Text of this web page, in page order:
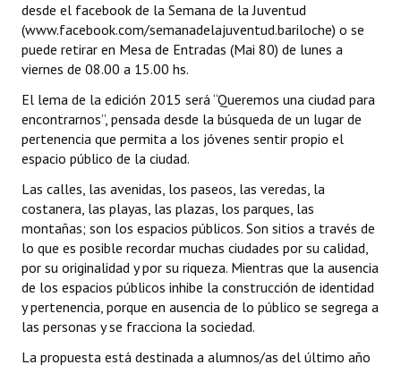
Reglamento Interno
Digesto
DOCUMENTOS
Informes de Gestión
Proyectos Presentados
Dictámenes Asesoría Letrada
Actas de Sesión
Informes de Unidad Coordinadora
Ejecución Presupuestaria
desde el facebook de la Semana de la Juventud
(www.facebook.com/semanadelajuventud.bariloche) o se
puede retirar en Mesa de Entradas (Mai 80) de lunes a
viernes de 08.00 a 15.00 hs.
El lema de la edición 2015 será “Queremos una ciudad para
encontrarnos”, pensada desde la búsqueda de un lugar de
pertenencia que permita a los jóvenes sentir propio el
espacio público de la ciudad.
Las calles, las avenidas, los paseos, las veredas, la
costanera, las playas, las plazas, los parques, las
montañas; son los espacios públicos. Son sitios a través de
lo que es posible recordar muchas ciudades por su calidad,
por su originalidad y por su riqueza. Mientras que la ausencia
de los espacios públicos inhibe la construcción de identidad
y pertenencia, porque en ausencia de lo público se segrega a
las personas y se fracciona la sociedad.
La propuesta está destinada a alumnos/as del último año